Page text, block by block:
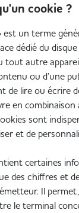
cookie ?
est un terme
dédié du
tout autre
ou d’une
de lire ou écrire
en combinaison
sont
et de
certaines
des chiffres et
Il
le terminal